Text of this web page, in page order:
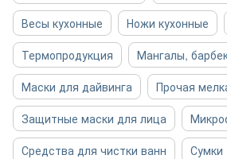
Весы кухонные
Ножи кухонные
Термопродукция
Мангалы,
Маски для дайвинга
Прочая
Защитные маски для лица
Средства для чистки ванн
Сумки